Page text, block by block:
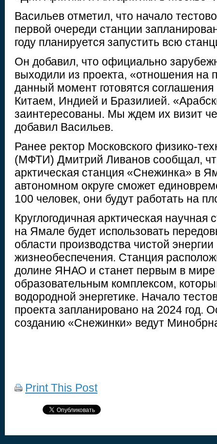
Васильев отметил, что начало
первой очереди станции
году планируется запустить всю
Он добавил, что официально
выходили из проекта, «отношения на
данный момент готовятся соглашения
Китаем, Индией и Бразилией.
заинтересованы. Мы ждем их визит
добавил Васильев.
Ранее ректор Московского физико-
(МФТИ) Дмитрий Ливанов сообщал,
арктическая станция «Снежинка» в
автономном округе сможет
100 человек, они будут работать на
Круглогодичная арктическая
на Ямале будет использовать
области производства чистой
жизнеобеспечения. Станция
долине ЯНАО и станет первым в мире
образовательным комплексом,
водородной энергетике. Начало
проекта запланировано на 2024 год.
созданию «Снежинки» ведут
Print This Post